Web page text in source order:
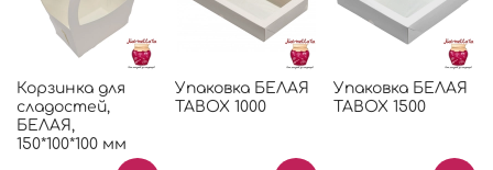
Корзинка для
сладостей,
БЕЛАЯ,
150*100*100 мм
Упаковка БЕЛАЯ
TABOX 1000
Упаковка БЕЛАЯ
TABOX 1500